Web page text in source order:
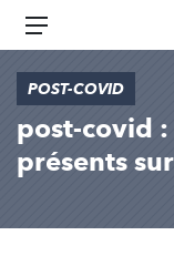
Aller
principal
Menu
POST-COVID
post-covid
présents